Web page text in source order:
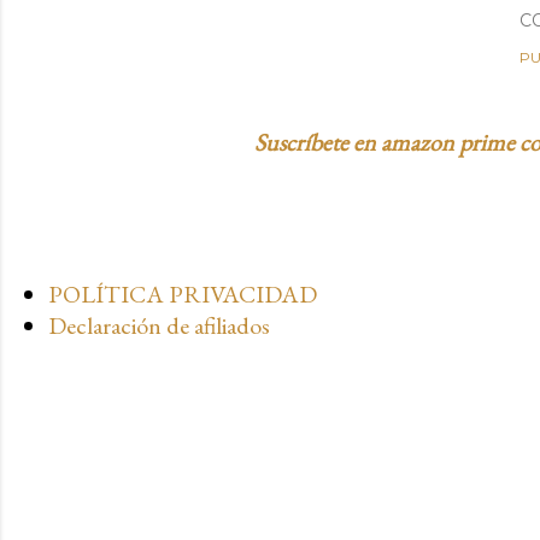
Suscríbete en amazon prime
POLÍTICA PRIVACIDAD
Declaración de afiliados